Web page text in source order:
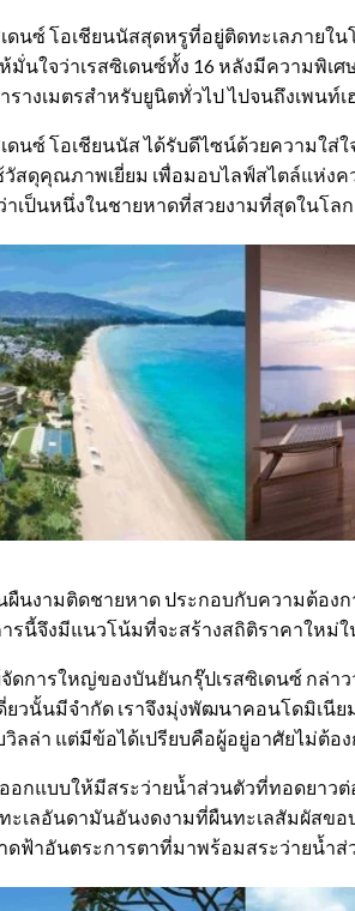
ดนซ์ โอเชียนนัสสุดหรูที่อยู่ติดทะเลภายใ
มั่นใจว่าเรสซิเดนซ์ทั้ง 16 หลังมีความพิเ
รางเมตรสำหรับยูนิตทั่วไป ไปจนถึงเพนท์
ดนซ์ โอเชียนนัส ได้รับดีไซน์ด้วยความใส่
วัสดุคุณภาพเยี่ยม เพื่อมอบไลฟ์สไตล์แห่ง
เป็นหนึ่งในชายหาดที่สวยงามที่สุดในโลก
นงามติดชายหาด ประกอบกับความต้อง
ารนี้จึงมีแนวโน้มที่จะสร้างสถิติราคาใหม่
ดการใหญ่ของบันยันกรุ๊ปเรสซิเดนซ์ กล่า
ยวนั้นมีจำกัด เราจึงมุ่งพัฒนาคอนโดมิเ
ลล่า แต่มีข้อได้เปรียบคือผู้อยู่อาศัยไม่ต้อ
อกแบบให้มีสระว่ายน้ำส่วนตัวที่ทอดยาว
ะเลอันดามันอันงดงามที่ผืนทะเลสัมผัสขอ
ฟ้าอันตระการตาที่มาพร้อมสระว่ายน้ำส่